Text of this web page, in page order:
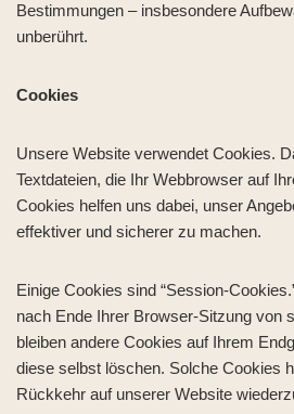
Bestimmungen – insbesondere
unberührt.
Cookies
Unsere Website verwendet Cookies.
Textdateien, die Ihr Webbrowser auf
Cookies helfen uns dabei, unser
effektiver und sicherer zu machen.
Einige Cookies sind “Session-
nach Ende Ihrer Browser-Sitzung von
bleiben andere Cookies auf Ihrem
diese selbst löschen. Solche Cookies
Rückkehr auf unserer Website